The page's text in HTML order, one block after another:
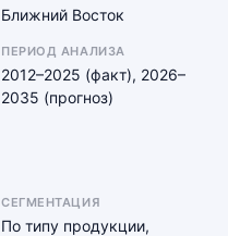
Ближний Восток
ПЕРИОД АНАЛИЗА
2012–2025 (факт), 2026–
2035 (прогноз)
СЕГМЕНТАЦИЯ
По типу продукции,